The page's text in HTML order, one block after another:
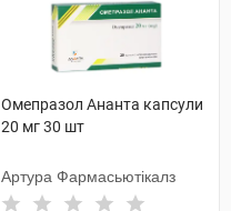
Омепразол Ананта капсули
20 мг 30 шт
Артура Фармасьютікалз